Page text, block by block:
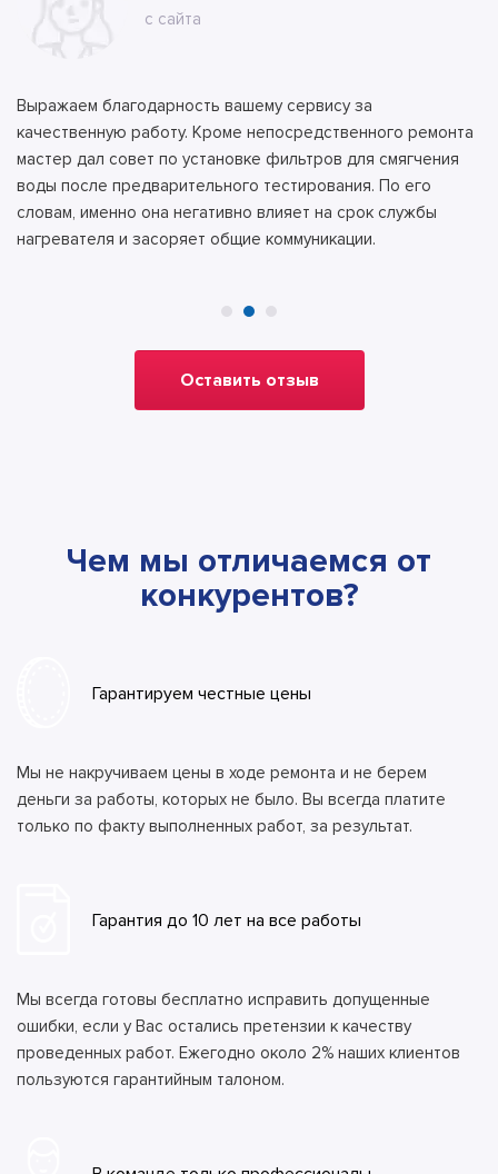
с ВК
с сайта
Выражаем благодарность вашему сервису за
качественную работу. Кроме непосредственного ремонта
мастер дал совет по установке фильтров для смягчения
воды после предварительного тестирования. По его
словам, именно она негативно влияет на срок службы
нагревателя и засоряет общие коммуникации.
с сайта
Оставить отзыв
Чем мы отличаемся от
конкурентов?
Гарантируем честные цены
Мы не накручиваем цены в ходе ремонта и не берем
деньги за работы, которых не было. Вы всегда платите
только по факту выполненных работ, за результат.
Гарантия до 10 лет на все работы
Мы всегда готовы бесплатно исправить допущенные
ошибки, если у Вас остались претензии к качеству
проведенных работ. Ежегодно около 2% наших клиентов
пользуются гарантийным талоном.